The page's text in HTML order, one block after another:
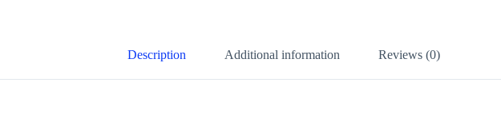
Description Additional information Reviews (0)